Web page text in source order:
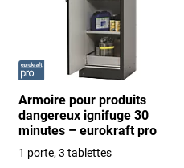
Armoire pour produits
dangereux ignifuge 30
minutes – eurokraft pro
1 porte, 3 tablettes